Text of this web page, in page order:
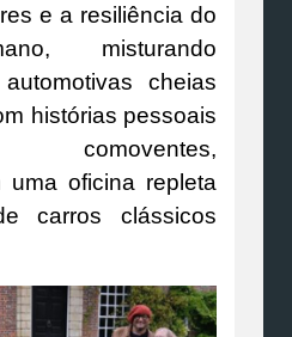
e a resiliência do
misturando
cheias
histórias pessoais
comoventes,
uma oficina repleta
carros clássicos